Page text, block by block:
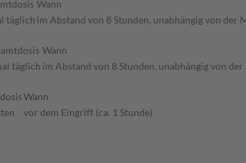
Wann
täglich im Abstand von 8 Stunden, unabhängig von der
Wann
täglich im Abstand von 8 Stunden, unabhängig von
Wann
vor dem Eingriff (ca. 1 Stunde)